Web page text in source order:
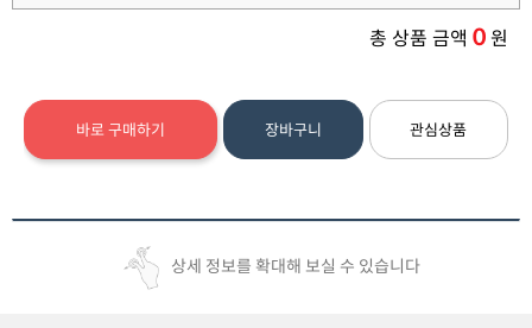
총 상품 금액 0원
바로 구매하기 장바구니 관심상품
상세 정보를 확대해 보실 수 있습니다